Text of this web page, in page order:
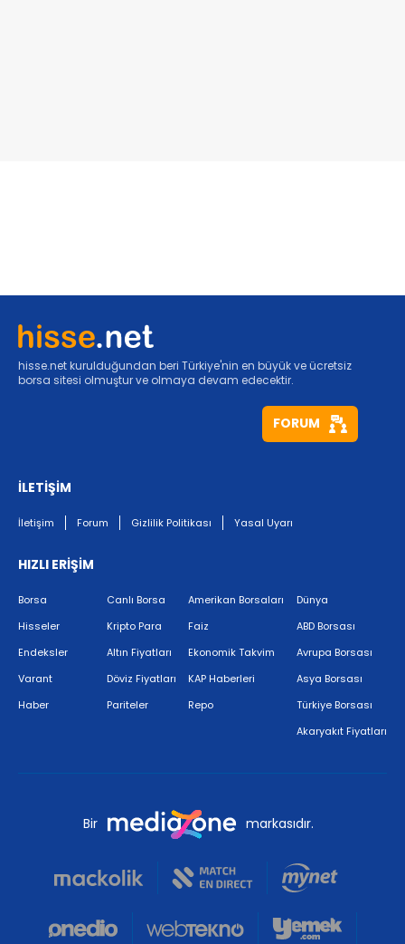
hisse.net kurulduğundan beri Türkiye'nin en büyük ve ücretsiz
borsa sitesi olmuştur ve olmaya devam edecektir.
FORUM
İLETİŞİM
İletişim Forum Gizlilik Politikası Yasal Uyarı
HIZLI ERİŞİM
Borsa
Hisseler
Endeksler
Varant
Haber
Canlı Borsa
Kripto Para
Altın Fiyatları
Döviz Fiyatları
Pariteler
Amerikan Borsaları
Faiz
Ekonomik Takvim
KAP Haberleri
Repo
Dünya
ABD Borsası
Avrupa Borsası
Asya Borsası
Türkiye Borsası
Akaryakıt Fiyatları
Bir markasıdır.